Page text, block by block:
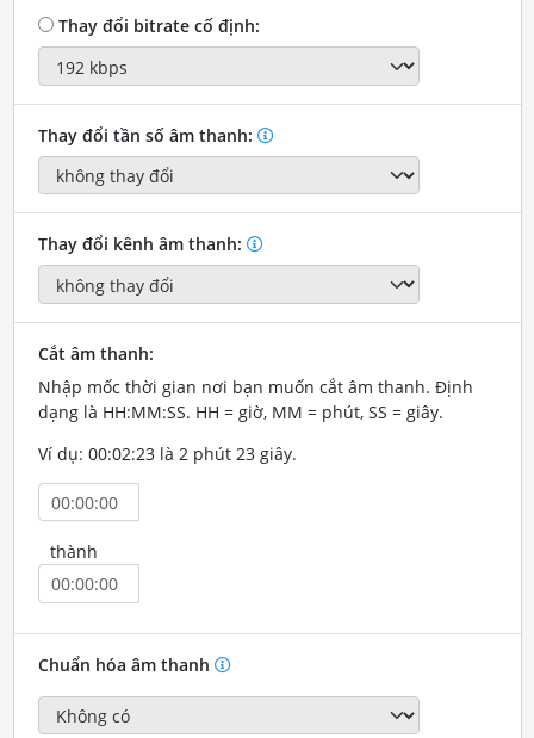
Thay đổi bitrate cố định:
Thay đổi tần số âm thanh:
Thay đổi kênh âm thanh:
Cắt âm thanh:
Nhập mốc thời gian nơi bạn muốn cắt âm thanh. Định
dạng là HH:MM:SS. HH = giờ, MM = phút, SS = giây.
Ví dụ: 00:02:23 là 2 phút 23 giây.
thành
Chuẩn hóa âm thanh